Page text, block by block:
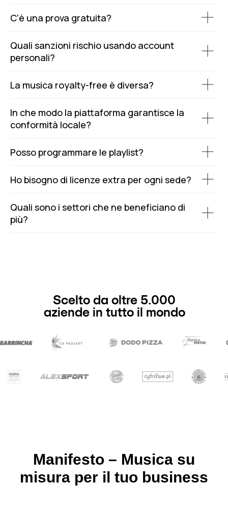
C'è una prova gratuita?
Quali sanzioni rischio usando account
personali?
La musica royalty-free è diversa?
In che modo la piattaforma garantisce la
conformità locale?
Posso programmare le playlist?
Ho bisogno di licenze extra per ogni sede?
Quali sono i settori che ne beneficiano di
più?
Scelto da oltre 5.000
aziende in tutto il mondo
Manifesto – Musica su
misura per il tuo business